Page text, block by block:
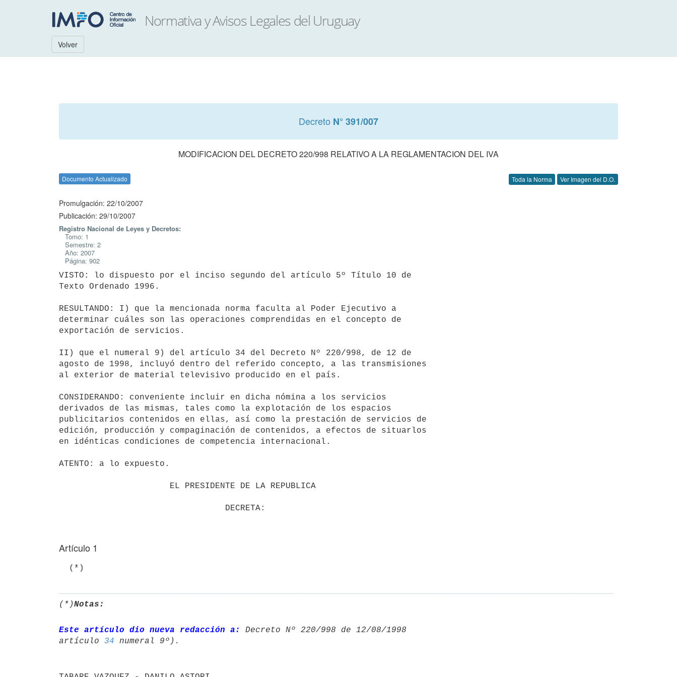
Volver
Decreto N° 391/007
MODIFICACION DEL DECRETO 220/998 RELATIVO A LA REGLAMENTACION DEL IVA
Documento Actualizado Toda la Norma Ver Imagen del D.O.
Promulgación: 22/10/2007
Publicación: 29/10/2007
Registro Nacional de Leyes y Decretos:
Tomo: 1
Semestre: 2
Año: 2007
Página: 902
VISTO: lo dispuesto por el inciso segundo del artículo 5º Título 10 de
Texto Ordenado 1996.
RESULTANDO: I) que la mencionada norma faculta al Poder Ejecutivo a
determinar cuáles son las operaciones comprendidas en el concepto de
exportación de servicios.
II) que el numeral 9) del artículo 34 del Decreto Nº 220/998, de 12 de
agosto de 1998, incluyó dentro del referido concepto, a las transmisiones
al exterior de material televisivo producido en el país.
CONSIDERANDO: conveniente incluir en dicha nómina a los servicios
derivados de las mismas, tales como la explotación de los espacios
publicitarios contenidos en ellas, así como la prestación de servicios de
edición, producción y compaginación de contenidos, a efectos de situarlos
en idénticas condiciones de competencia internacional.
ATENTO: a lo expuesto.
Artículo 1
(*)Notas:
Este artículo dio nueva redacción a:
Decreto Nº 220/998 de 12/08/1998
artículo 34